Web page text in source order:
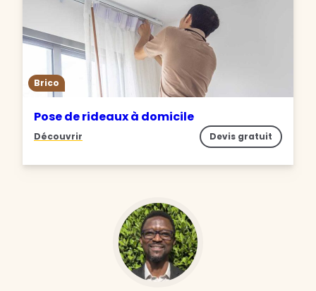
Brico
Pose de rideaux à domicile
Découvrir Devis gratuit